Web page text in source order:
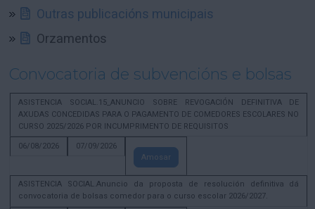
Outras publicacións municipais
Orzamentos
Convocatoria de subvencións e bolsas
ASISTENCIA SOCIAL.15_ANUNCIO SOBRE REVOGACIÓN DEFINITIVA DE
AXUDAS CONCEDIDAS PARA O PAGAMENTO DE COMEDORES ESCOLARES NO
CURSO 2025/2026 POR INCUMPRIMENTO DE REQUISITOS
06/08/2026
07/09/2026
Amosar
ASISTENCIA SOCIAL.Anuncio da proposta de resolución definitiva dá
convocatoria de bolsas comedor para o curso escolar 2026/2027.